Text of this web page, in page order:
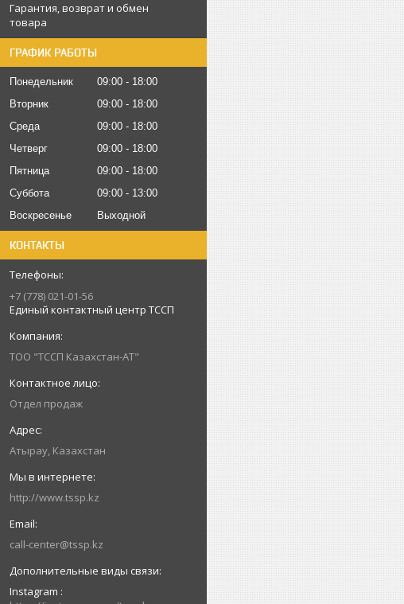
Гарантия, возврат и обмен
товара
ГРАФИК РАБОТЫ
Понедельник 09:00
18:00
Вторник
09:00
18:00
Среда
09:00
18:00
Четверг
09:00
18:00
Пятница
09:00
18:00
Суббота
09:00
13:00
Воскресенье
Выходной
КОНТАКТЫ
+7 (778) 021-01-56
Единый контактный центр ТССП
ТОО "ТССП Казахстан-АТ"
Отдел продаж
Атырау, Казахстан
http://www.tssp.kz
call-center@tssp.kz
Instagram